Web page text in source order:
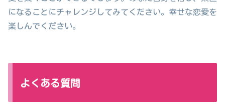
になることにチャレンジしてみてください。幸せな恋愛を
楽しんでください。
よくある質問